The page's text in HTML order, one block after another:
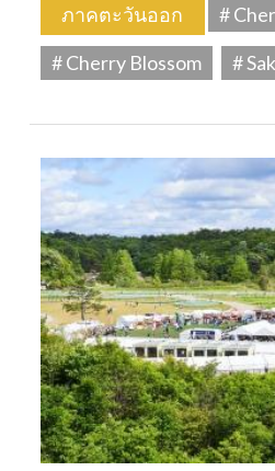
ภาคตะวันออก
#
# Cherry Blossom
#